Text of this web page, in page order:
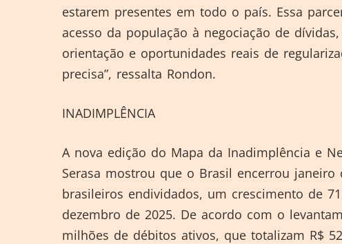
estarem presentes em todo o país. Essa
acesso da população à negociação de
orientação e oportunidades reais de
precisa”, ressalta Rondon.
INADIMPLÊNCIA
A nova edição do Mapa da Inadimplência e
Serasa mostrou que o Brasil encerrou janeiro
brasileiros endividados, um crescimento de
dezembro de 2025. De acordo com o
milhões de débitos ativos, que totalizam R$